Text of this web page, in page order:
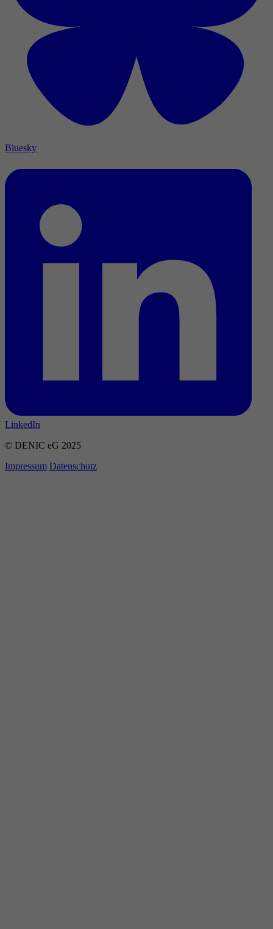
Bluesky
LinkedIn
© DENIC eG 2025
Impressum Datenschutz